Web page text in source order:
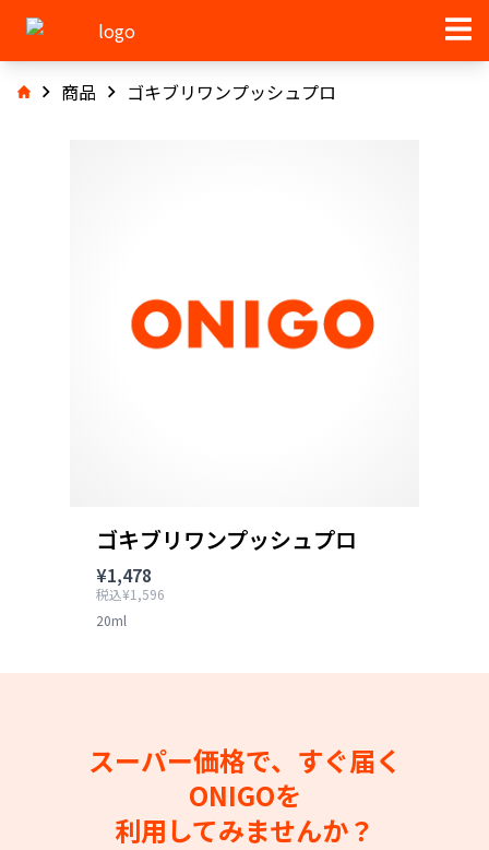
商品 ゴキブリワンプッシュプロ
ゴキブリワンプッシュプロ
¥1,478
税込¥1,596
20ml
スーパー価格で、すぐ届く
ONIGOを
利用してみませんか？